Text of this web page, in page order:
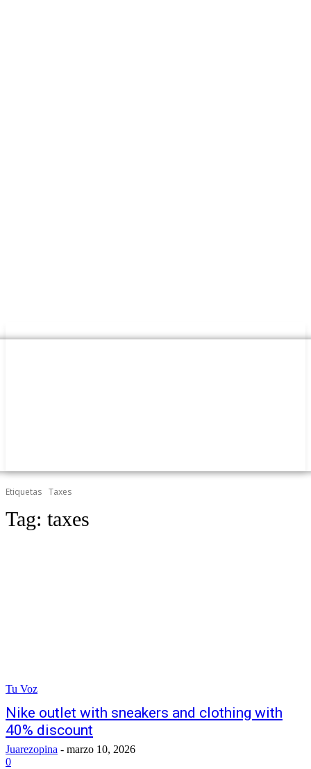
Etiquetas Taxes
Tag: taxes
Tu Voz
Nike outlet with sneakers and clothing with
40% discount
Juarezopina - marzo 10, 2026
0